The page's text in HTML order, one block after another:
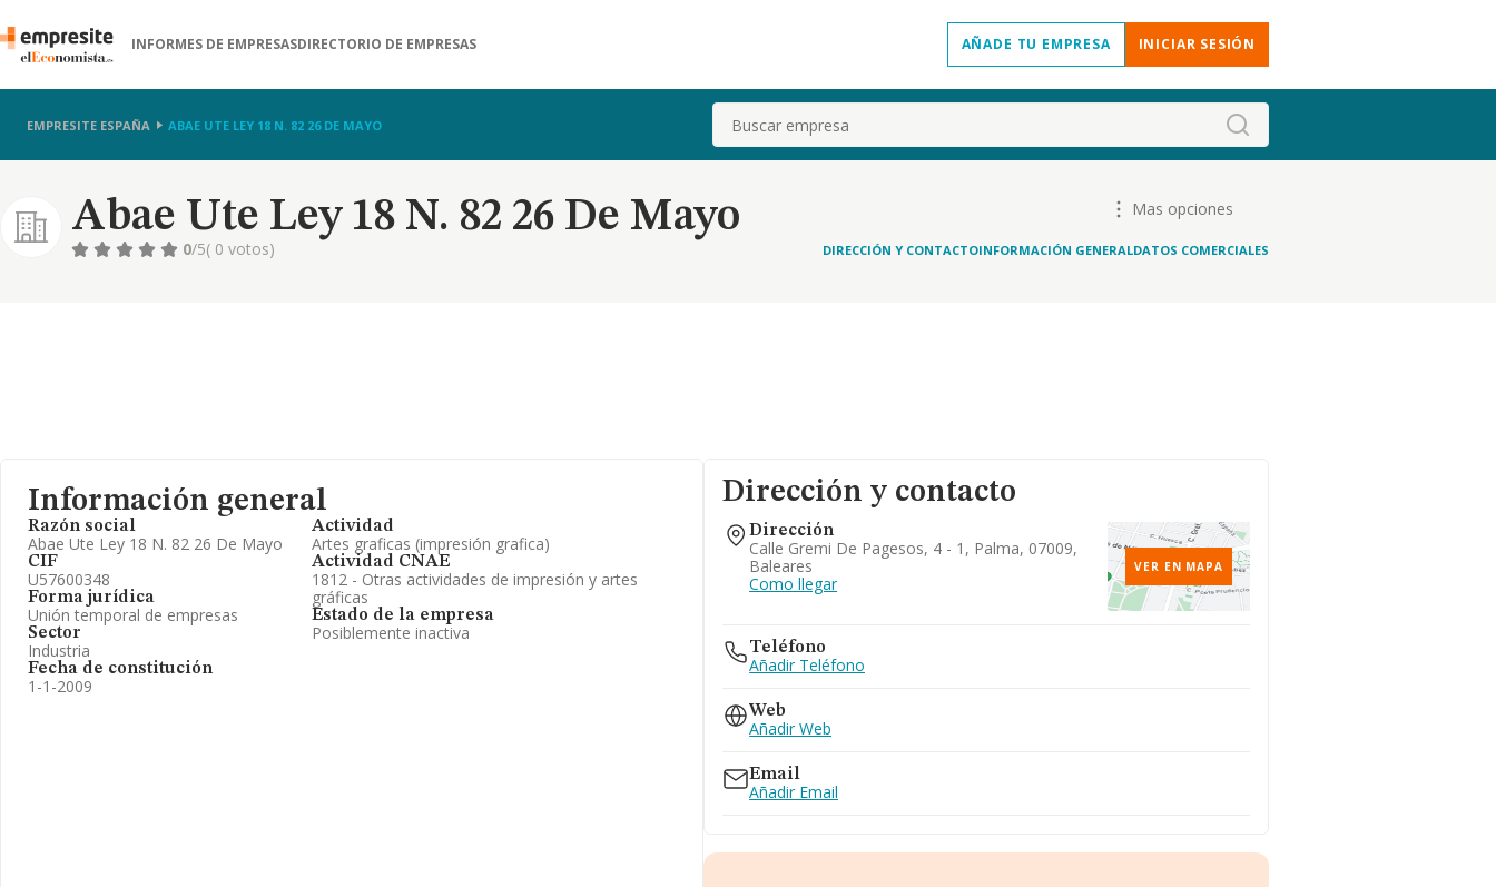
INFORMES DE EMPRESASDIRECTORIO DE EMPRESAS AÑADE TU EMPRESA INICIAR SESIÓN
EMPRESITE ESPAÑA ABAE UTE LEY 18 N. 82 26 DE MAYO Buscar
Abae Ute Ley 18 N. 82 26 De Mayo
Mas opciones
0/5( 0 votos) DIRECCIÓN Y CONTACTOINFORMACIÓN GENERALDATOS COMERCIALES
Información general
Razón social
Abae Ute Ley 18 N. 82 26 De Mayo
CIF
U57600348
Forma jurídica
Unión temporal de empresas
Sector
Industria
Fecha de constitución
1-1-2009
Actividad
Artes graficas (impresión grafica)
Actividad CNAE
1812 - Otras actividades de impresión y artes
gráficas
Estado de la empresa
Posiblemente inactiva
Dirección y contacto
Dirección
Calle Gremi De Pagesos, 4 - 1, Palma, 07009,
Baleares
Como llegar
VER EN MAPA
Teléfono
Añadir Teléfono
Web
Añadir Web
Email
Añadir Email